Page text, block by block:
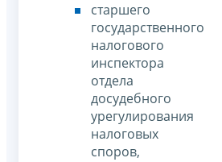
старшего
государственного
налогового
инспектора
отдела
досудебного
урегулирования
налоговых
споров,